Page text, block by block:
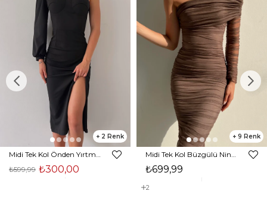
2
₺300,00
₺599,99
9
₺699,99
2